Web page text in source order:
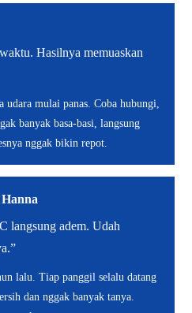
Hasilnya memuaskan
udara mulai panas. Coba hubungi,
banyak basa-basi, langsung
nggak bikin repot.
langsung adem. Udah
lalu. Tiap panggil selalu datang
dan nggak banyak tanya.